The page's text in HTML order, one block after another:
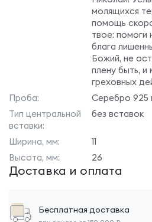
молящихся
помощь
твое: помоги
блага
Божий, не
плену быть, и
греховных
Проба:
Серебро 925
Тип центральной
вставки:
без вставок
Ширина, мм:
11
Высота, мм:
26
Доставка и оплата
Бесплатная доставка